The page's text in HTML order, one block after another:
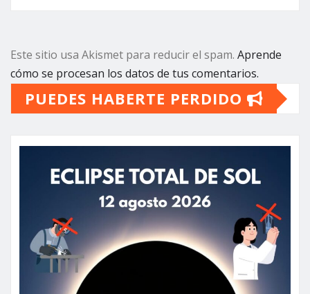
Este sitio usa Akismet para reducir el spam. Aprende
cómo se procesan los datos de tus comentarios.
PUEDES HABERTE PERDIDO